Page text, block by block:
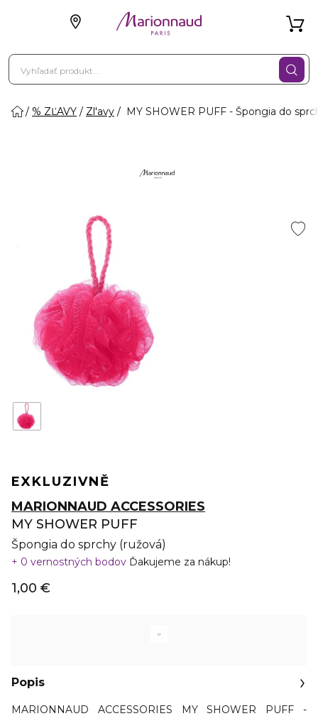
% ZĽAVY Zl'avy MY SHOWER PUFF - Špongia do
EXKLUZIVNĚ
MARIONNAUD ACCESSORIES
MY SHOWER PUFF
Špongia do sprchy (ružová)
0 vernostných bodov Ďakujeme za nákup!
1,00 €
Popis
MARIONNAUD ACCESSORIES MY SHOWER PUFF -